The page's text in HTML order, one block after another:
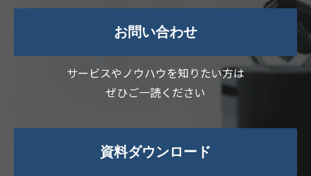
お問い合わせ
サービスやノウハウを知りたい方は
ぜひご一読ください
資料ダウンロード